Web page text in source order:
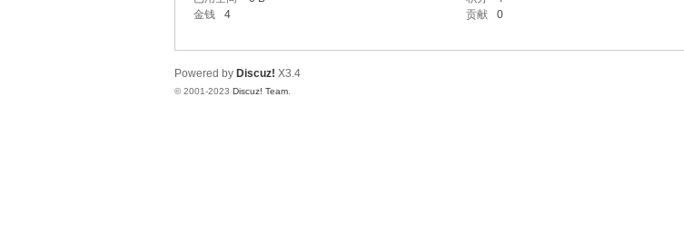
金钱
4 贡献 0
Powered by Discuz! X3.4
© 2001-2023 Discuz! Team